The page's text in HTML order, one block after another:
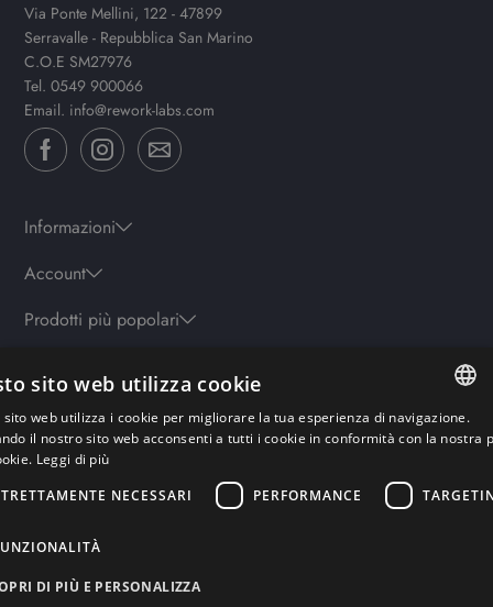
Via Ponte Mellini, 122 - 47899
Serravalle - Repubblica San Marino
C.O.E SM27976
Tel.0549 900066
Email. info@rework-labs.com
Informazioni
Account
Prodotti più popolari
Orari
Lun-ven: 9.30-19.30 - Sab: 10-13 | 15.30-19.30 - Domenica: chiuso
Pagamenti sicuri
ITALIAN
GERMAN
sito web utilizza cookie
sito web utilizza i cookie per migliorare la tua esperienza di navigazione.
il nostro sito web acconsenti a tutti i cookie in conformità con la nostra
Leggi di più
NECESSARI
PERFORMANCE
DI PIÙ E PERSONALIZZA